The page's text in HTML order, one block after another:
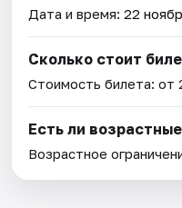
Дата и время:22
Сколько стоит
Стоимость билета: от
Есть ли
Возрастное